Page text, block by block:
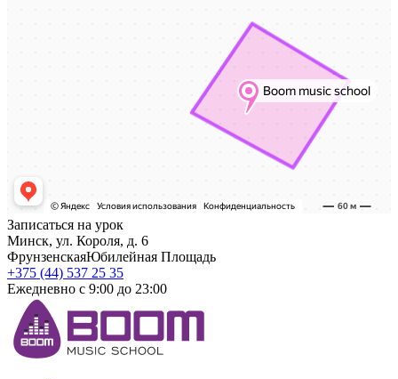
Записаться на урок
Минск, ул. Короля, д. 6
ФрунзенскаяЮбилейная Площадь
+375 (44) 537 25 35
Ежедневно с 9:00 до 23:00